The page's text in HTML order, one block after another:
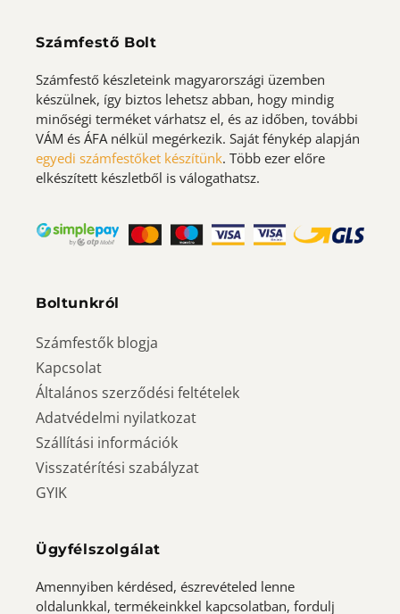
Számfestő Bolt
Számfestő készleteink magyarországi üzemben
készülnek, így biztos lehetsz abban, hogy mindig
minőségi terméket várhatsz el, és az időben, további
VÁM és ÁFA nélkül megérkezik. Saját fénykép alapján
egyedi számfestőket készítünk. Több ezer előre
elkészített készletből is válogathatsz.
Boltunkról
Számfestők blogja
Kapcsolat
Általános szerződési feltételek
Adatvédelmi nyilatkozat
Szállítási információk
Visszatérítési szabályzat
GYIK
Ügyfélszolgálat
Amennyiben kérdésed, észrevételed lenne
oldalunkkal, termékeinkkel kapcsolatban, fordulj